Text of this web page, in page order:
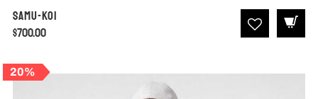
Samu-Koi
$700.00
20%